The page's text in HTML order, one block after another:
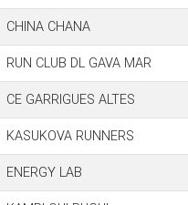
CHINA CHANA
RUN CLUB DL GAVA MAR
CE GARRIGUES ALTES
KASUKOVA RUNNERS
ENERGY LAB